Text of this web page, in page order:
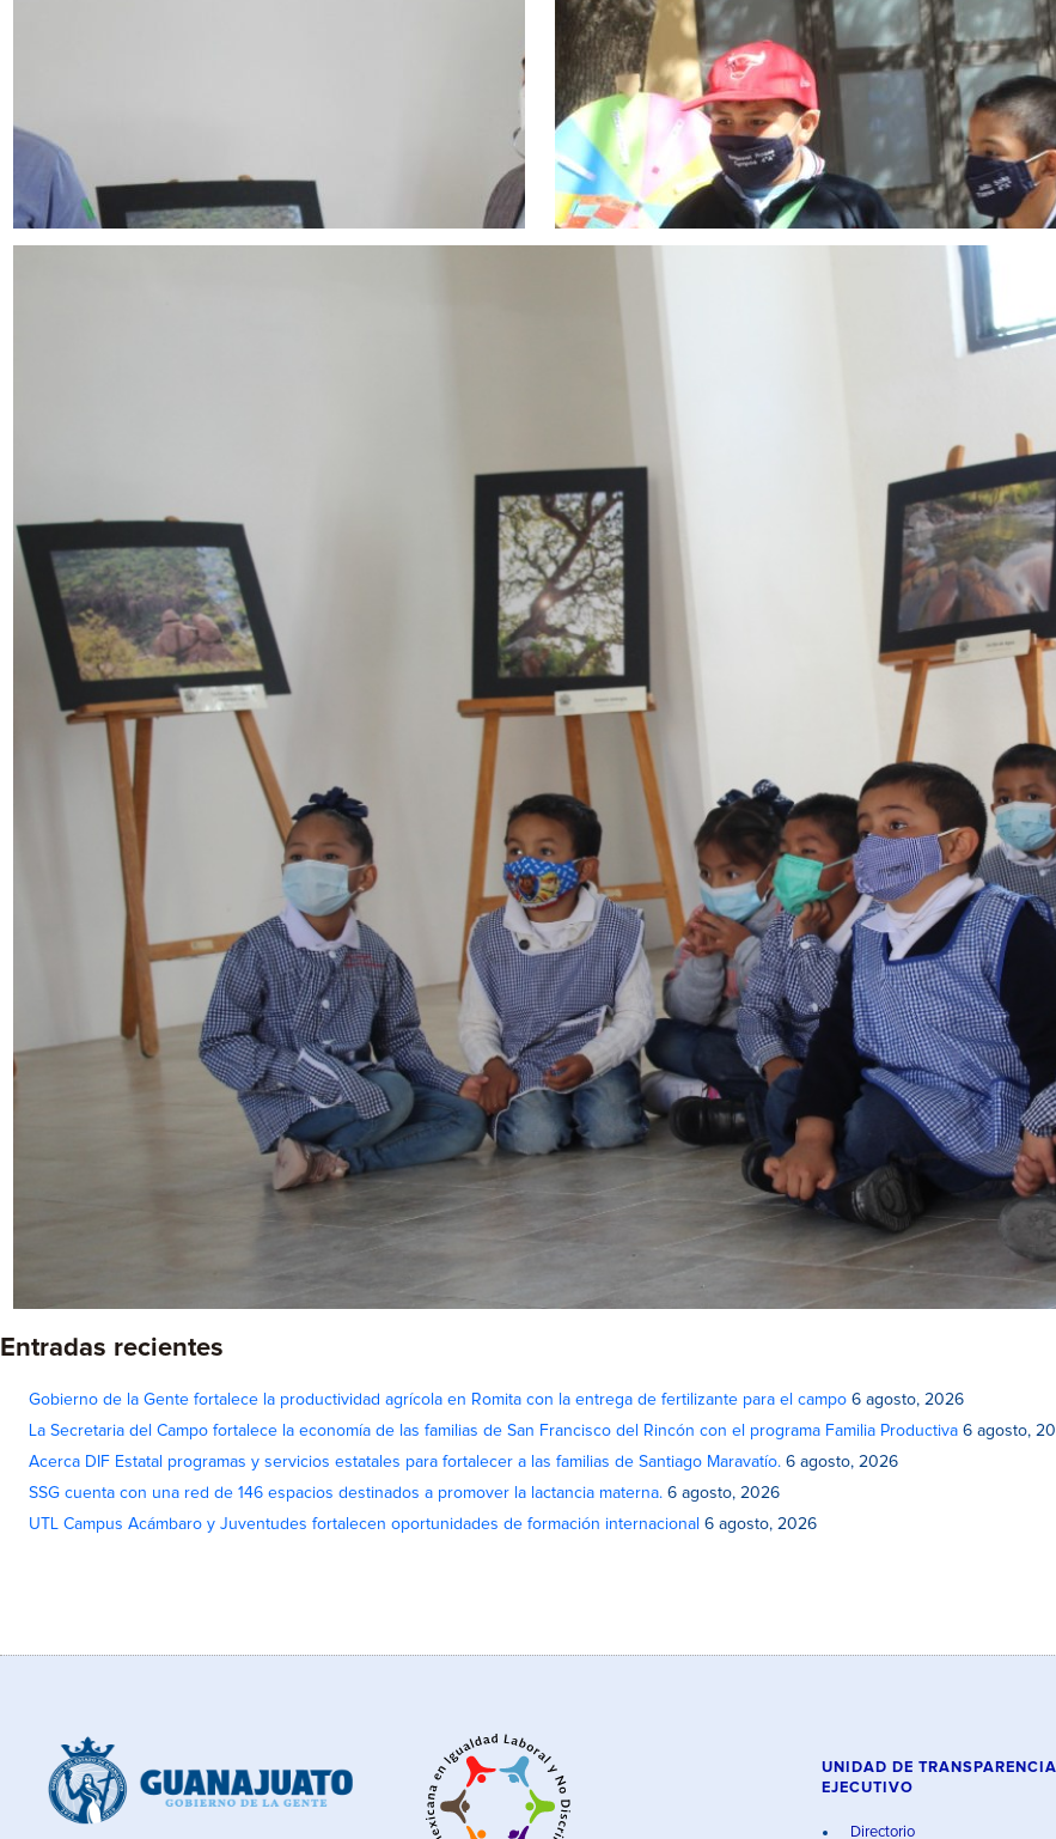
Entradas recientes
Gobierno de la Gente fortalece la productividad agrícola en Romita con la entrega de fertilizante para el campo 6 agosto, 2026
La Secretaria del Campo fortalece la economía de las familias de San Francisco del Rincón con el programa Familia Productiva 6 agosto,
Acerca DIF Estatal programas y servicios estatales para fortalecer a las familias de Santiago Maravatío. 6 agosto, 2026
SSG cuenta con una red de 146 espacios destinados a promover la lactancia materna. 6 agosto, 2026
UTL Campus Acámbaro y Juventudes fortalecen oportunidades de formación internacional 6 agosto, 2026
UNIDAD DE
EJECUTIVO
Directorio